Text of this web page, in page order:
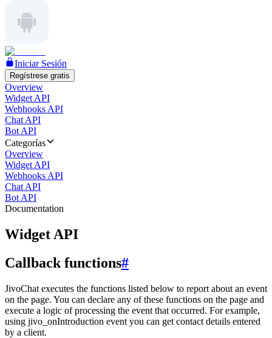
Iniciar Sesión
Regístrese gratis
Overview
Widget API
Webhooks API
Chat API
Bot API
Categorías
Overview
Widget API
Webhooks API
Chat API
Bot API
Documentation
Widget API
Callback functions#
JivoChat executes the functions listed below to report about an event
on the page. You can declare any of these functions on the page and
execute a logic of processing the event that occurred. For example,
using jivo_onIntroduction event you can get contact details entered
by a client.